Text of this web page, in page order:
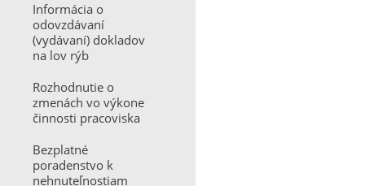
Informácia o
odovzdávaní
(vydávaní) dokladov
na lov rýb
Rozhodnutie o
zmenách vo výkone
činnosti pracoviska
Bezplatné
poradenstvo k
nehnuteľnostiam